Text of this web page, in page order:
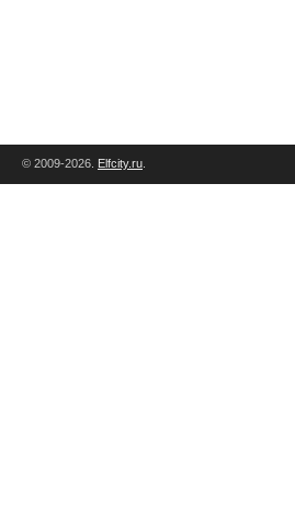
© 2009-2026. Elfcity.ru